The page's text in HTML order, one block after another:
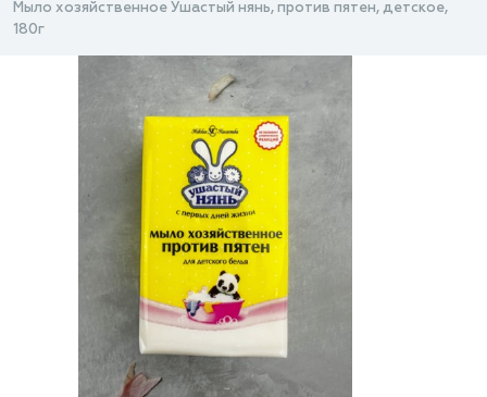
Мыло хозяйственное Ушастый нянь, против пятен, детское,
180г